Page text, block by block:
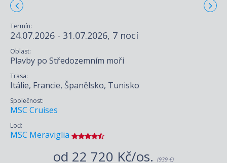
Termín:
24.07.2026 - 31.07.2026, 7 nocí
Oblast:
Plavby po Středozemním moři
Trasa:
Itálie, Francie, Španělsko, Tunisko
Společnost:
MSC Cruises
Loď:
MSC Meraviglia
od 22 720 Kč/os. (939 €)